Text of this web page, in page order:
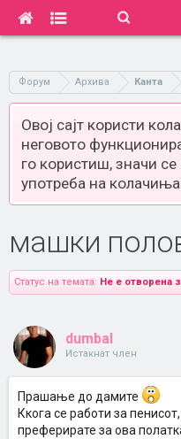
Форум Архива Канта
Овој сајт користи
неговото
го користиш, значи
употреба на
машки
Статус на темата: Не е отворена
dumbal
Истакнат член
Прашање до дамите
Ккога се работи за
преферирате за ова